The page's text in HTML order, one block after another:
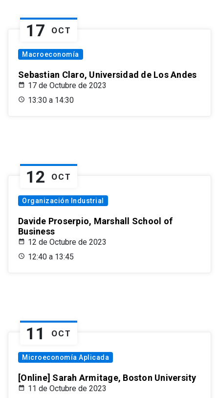
17 OCT
Macroeconomía
Sebastian Claro, Universidad de Los Andes
17 de Octubre de 2023
13:30 a 14:30
12 OCT
Organización Industrial
Davide Proserpio, Marshall School of
Business
12 de Octubre de 2023
12:40 a 13:45
11 OCT
Microeconomía Aplicada
[Online] Sarah Armitage, Boston University
11 de Octubre de 2023